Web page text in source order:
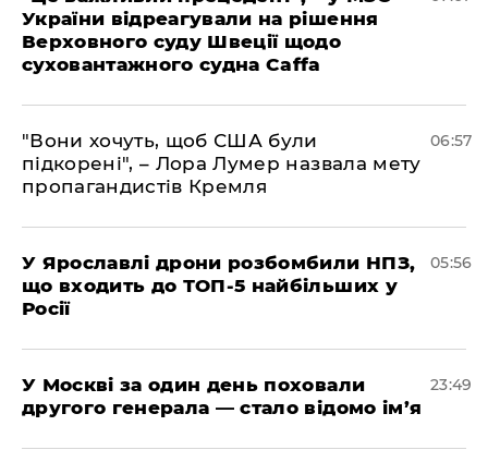
України відреагували на рішення
Верховного суду Швеції щодо
суховантажного судна Caffa
"Вони хочуть, щоб США були
підкорені", – Лора Лумер назвала мету
пропагандистів Кремля
06:57
У Ярославлі дрони розбомбили НПЗ,
що входить до ТОП-5 найбільших у
Росії
05:56
​У Москві за один день поховали
другого генерала — стало відомо ім’я
23:49